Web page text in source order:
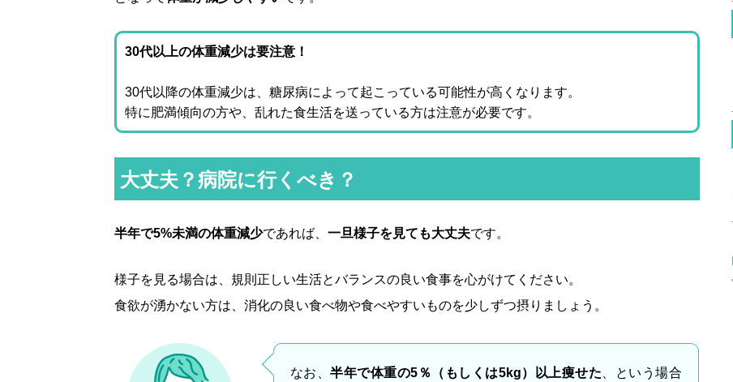
30代以上の体重減少は要注意！
30代以降の体重減少は、糖尿病によって起こっている可能性が高くなります。
特に肥満傾向の方や、乱れた食生活を送っている方は注意が必要です。
大丈夫？病院に行くべき？
半年で5%未満の体重減少であれば、 一旦様子を見ても大丈夫です。
様子を見る場合は、規則正しい生活とバランスの良い食事を心がけてください。
食欲が湧かない方は、消化の良い食べ物や食べやすいものを少しずつ摂りましょう。
なお、半年で体重の5％（もしくは5kg）以上痩せた 、という場合